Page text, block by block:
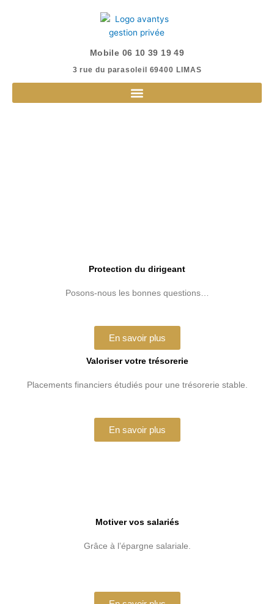
Mobile 06 10 39 19 49
3 rue du parasoleil 69400 LIMAS​
Protection du dirigeant
Posons-nous les bonnes questions…
En savoir plus
Valoriser votre trésorerie
Placements financiers étudiés pour une trésorerie stable.
En savoir plus
Motiver vos salariés
Grâce à l’épargne salariale.